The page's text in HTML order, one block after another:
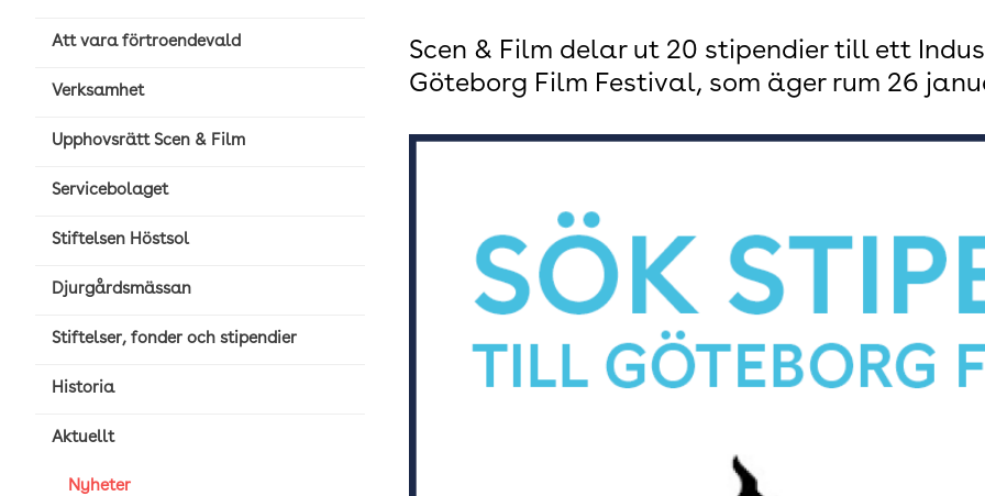
Att vara förtroendevald
Verksamhet
Upphovsrätt Scen & Film
Servicebolaget
Stiftelsen Höstsol
Djurgårdsmässan
Stiftelser, fonder och stipendier
Historia
Aktuellt
Nyheter
Scen & Film delar ut 20 stipendier till ett
Göteborg Film Festival, som äger rum 26